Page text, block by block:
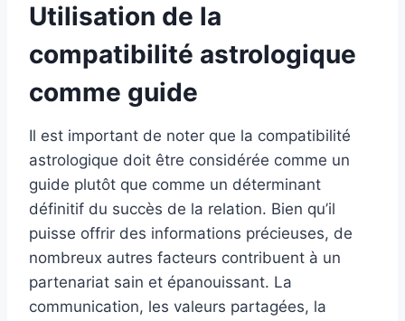
Utilisation de la
compatibilité astrologique
comme guide
Il est important de noter que la compatibilité
astrologique doit être considérée comme un
guide plutôt que comme un déterminant
définitif du succès de la relation. Bien qu’il
puisse offrir des informations précieuses, de
nombreux autres facteurs contribuent à un
partenariat sain et épanouissant. La
communication, les valeurs partagées, la